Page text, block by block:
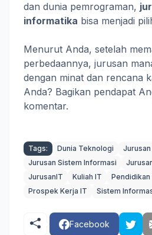
dan dunia pemrograman,
informatika bisa menjadi
Menurut Anda, setelah
perbedaannya, jurusan
dengan minat dan rencana
Anda? Bagikan pendapat
komentar.
Tags: Dunia Teknologi
Jurusan Sistem Informasi
JurusanIT
Kuliah IT
Pendidikan
Prospek Kerja IT
Sistem
Facebook